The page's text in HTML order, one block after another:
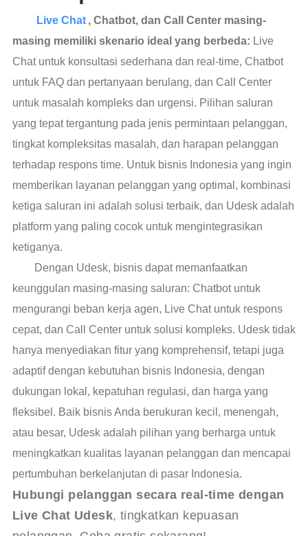
Live Chat , Chatbot, dan Call Center masing-
masing memiliki skenario ideal yang berbeda: Live
Chat untuk konsultasi sederhana dan real-time, Chatbot
untuk FAQ dan pertanyaan berulang, dan Call Center
untuk masalah kompleks dan urgensi. Pilihan saluran
yang tepat tergantung pada jenis permintaan pelanggan,
tingkat kompleksitas masalah, dan harapan pelanggan
terhadap respons time. Untuk bisnis Indonesia yang ingin
memberikan layanan pelanggan yang optimal, kombinasi
ketiga saluran ini adalah solusi terbaik, dan Udesk adalah
platform yang paling cocok untuk mengintegrasikan
ketiganya.
Dengan Udesk, bisnis dapat memanfaatkan
keunggulan masing-masing saluran: Chatbot untuk
mengurangi beban kerja agen, Live Chat untuk respons
cepat, dan Call Center untuk solusi kompleks. Udesk tidak
hanya menyediakan fitur yang komprehensif, tetapi juga
adaptif dengan kebutuhan bisnis Indonesia, dengan
dukungan lokal, kepatuhan regulasi, dan harga yang
fleksibel. Baik bisnis Anda berukuran kecil, menengah,
atau besar, Udesk adalah pilihan yang berharga untuk
meningkatkan kualitas layanan pelanggan dan mencapai
pertumbuhan berkelanjutan di pasar Indonesia.
Hubungi pelanggan secara real-time dengan
Live Chat Udesk, tingkatkan kepuasan